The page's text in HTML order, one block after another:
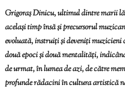
Grigoraș Dinicu, ultimul dintre marii
același timp însă și precursorul
evoluată, instruiți și deveniți muzicieni
două epoci și două mentalități,
de urmat, în lumea de azi, de către
profunde rădacini în cultura artistică